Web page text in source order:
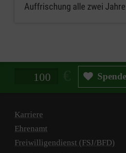
Auffrischung alle zwei
Spendenbetrag in Euro
Karriere
Ehrenamt
Freiwilligendienst (FSJ/BFD)